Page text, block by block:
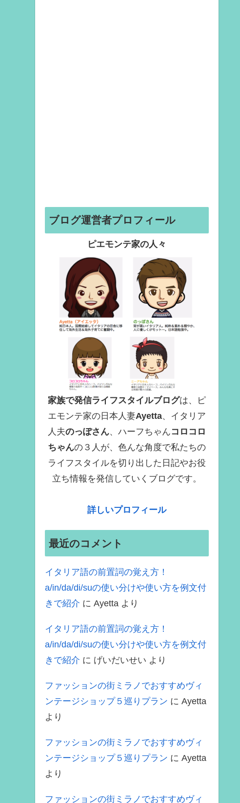
ブログ運営者プロフィール
ピエモンテ家の人々
家族で発信ライフスタイルブログは、ピ
エモンテ家の日本人妻Ayetta、イタリア
人夫のっぽさん、ハーフちゃんコロコロ
ちゃんの３人が、色んな角度で私たちの
ライフスタイルを切り出した日記やお役
立ち情報を発信していくブログです。
詳しいプロフィール
最近のコメント
イタリア語の前置詞の覚え方！
a/in/da/di/suの使い分けや使い方を例文付
きで紹介 に Ayetta より
イタリア語の前置詞の覚え方！
a/in/da/di/suの使い分けや使い方を例文付
きで紹介 に げいだいせい より
ファッションの街ミラノでおすすめヴィ
ンテージショップ５巡りプラン に Ayetta
より
ファッションの街ミラノでおすすめヴィ
ンテージショップ５巡りプラン に Ayetta
より
ファッションの街ミラノでおすすめヴィ